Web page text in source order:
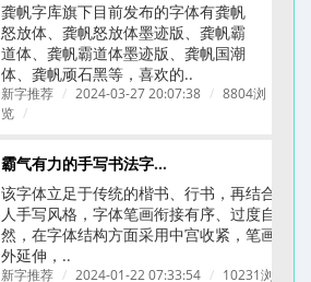
龚帆字库旗下目前发布的字体有龚帆
怒放体、龚帆怒放体墨迹版、龚帆霸
道体、龚帆霸道体墨迹版、龚帆国潮
体、龚帆顽石黑等，喜欢的..
新字推荐 / 2024-03-27 20:07:38 / 8804浏
览 /
霸气有力的手写书法字体-龚帆怒放体(附下载链接)
该字体立足于传统的楷书、行书，再结合个
人手写风格，字体笔画衔接有序、过度自
然，在字体结构方面采用中宫收紧，笔画向
外延伸，..
新字推荐 / 2024-01-22 07:33:54 / 10231浏览